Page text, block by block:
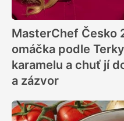
MasterChef Česko
omáčka podle
karamelu a chuť jí
a zázvor